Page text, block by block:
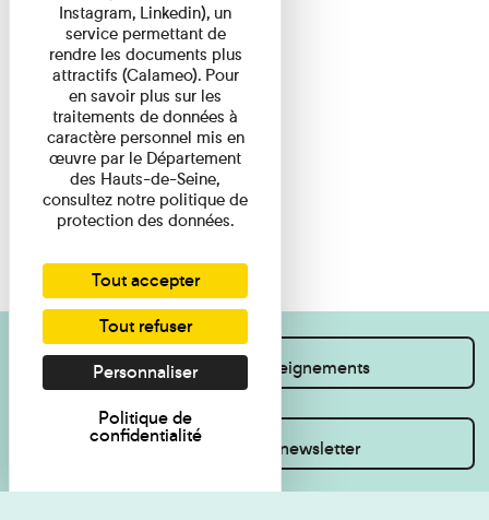
Je souhaite des renseignements
Inscrivez-vous à la newsletter
Instagram, Linkedin), un
service permettant de
rendre les documents plus
attractifs (Calameo). Pour
en savoir plus sur les
traitements de données à
caractère personnel mis en
œuvre par le Département
des Hauts-de-Seine,
consultez notre politique de
protection des données.
Tout accepter
Tout refuser
Personnaliser
Politique de
confidentialité